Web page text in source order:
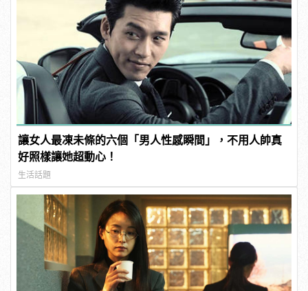
讓女人最凍未條的六個「男人性感瞬間」，不用人帥真
好照樣讓她超動心！
生活話題